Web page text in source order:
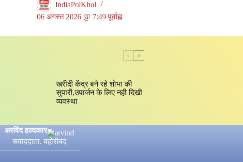
IndiaPolKhol
06 अगस्त 2026 @ 7:49 पूर्वाह्न
खरीदी केंद्र बने रहे शोभा की
सुपारी,उपार्जन के लिए नही दिखी
व्यवस्था
अरविंद हल्दकार
सवांददाता. बहोरीबंद